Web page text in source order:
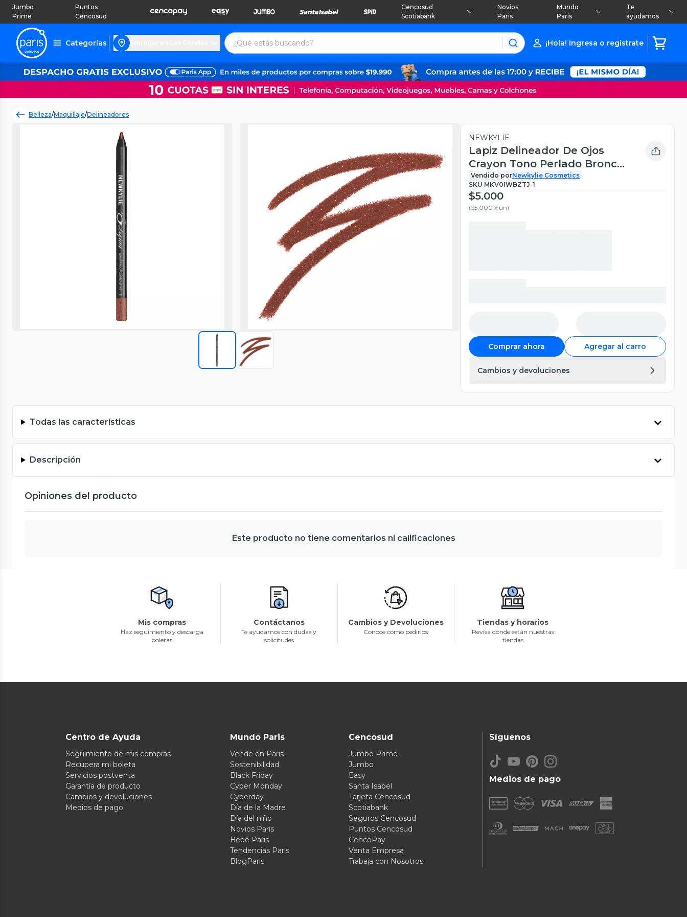
Jumbo
Prime
Puntos
Cencosud
Cencosud
Scotiabank
Novios
Paris
Mundo
Paris
Te
ayudamos
Categorías ¡Hola! Ingresa o regístrate
Belleza/Maquillaje/Delineadores
NEWKYLIE
Lapiz Delineador De Ojos
Crayon Tono Perlado Bronce
Rojizo
Vendido porNewkylie Cosmetics
SKU MKV0IWBZTJ-1
$5.000
($5.000 x un)
Comprar ahora Agregar al carro
Cambios y devoluciones
Todas las características
Descripción
Opiniones del producto
Este producto no tiene comentarios ni calificaciones
Mis compras
Haz seguimiento y descarga
boletas
Contáctanos
Te ayudamos con dudas y
solicitudes
Cambios y Devoluciones
Conoce cómo pedirlos
Tiendas y horarios
Revisa dónde están nuestras
tiendas
Centro de Ayuda
Seguimiento de mis compras
Recupera mi boleta
Servicios postventa
Garantía de producto
Cambios y devoluciones
Medios de pago
Mundo Paris
Vende en Paris
Sostenibilidad
Black Friday
Cyber Monday
Cyberday
Día de la Madre
Día del niño
Novios Paris
Bebé Paris
Tendencias Paris
BlogParis
Cencosud
Jumbo Prime
Jumbo
Easy
Santa Isabel
Tarjeta Cencosud
Scotiabank
Seguros Cencosud
Puntos Cencosud
CencoPay
Venta Empresa
Trabaja con Nosotros
Medios de pago
Síguenos